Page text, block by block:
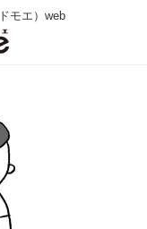
モエ）web